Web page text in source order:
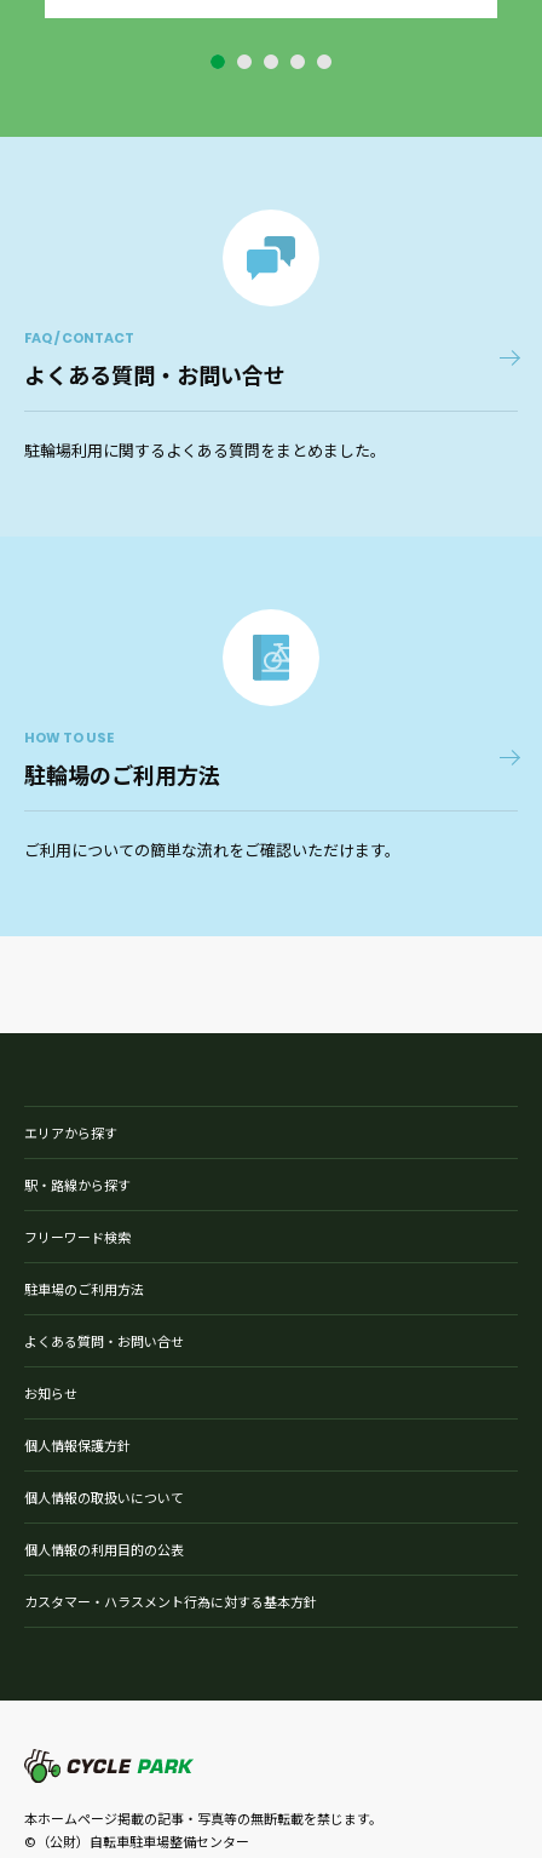
FAQ / CONTACT
よくある質問・お問い合せ
駐輪場利用に関するよくある質問をまとめました。
HOW TO USE
駐輪場のご利用方法
ご利用についての簡単な流れをご確認いただけます。
エリアから探す
駅・路線から探す
フリーワード検索
駐車場のご利用方法
よくある質問・お問い合せ
お知らせ
個人情報保護方針
個人情報の取扱いについて
個人情報の利用目的の公表
カスタマー・ハラスメント行為に対する基本方針
本ホームページ掲載の記事・写真等の無断転載を禁じます。
©（公財）自転車駐車場整備センター